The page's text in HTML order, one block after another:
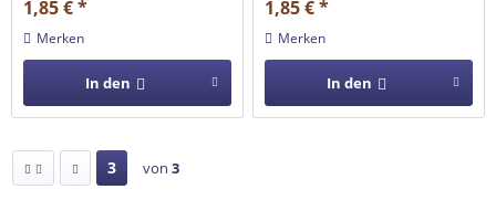
1,85 € *
Merken
In den
1,85 € *
Merken
In den
3 von 3